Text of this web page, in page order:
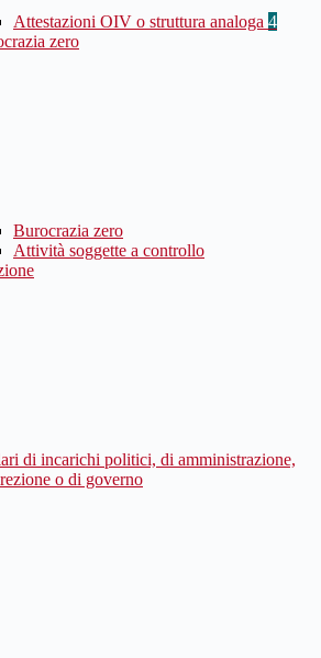
Attestazioni OIV o struttura analoga 4
zero
Burocrazia zero
Attività soggette a controllo
di incarichi politici, di amministrazione,
o di governo